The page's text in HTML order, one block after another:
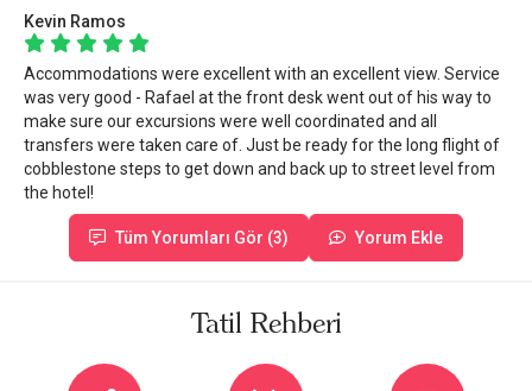
Kevin Ramos
Accommodations were excellent with an excellent view. Service
was very good - Rafael at the front desk went out of his way to
make sure our excursions were well coordinated and all
transfers were taken care of. Just be ready for the long flight of
cobblestone steps to get down and back up to street level from
the hotel!
Tüm Yorumları Gör (3) Yorum Ekle
Tatil Rehberi